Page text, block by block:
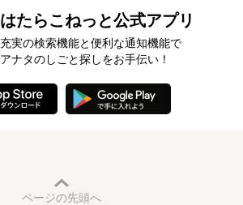
はたらこねっと公式アプリ
充実の検索機能と便利な通知機能で
アナタのしごと探しをお手伝い！
ページの先頭へ